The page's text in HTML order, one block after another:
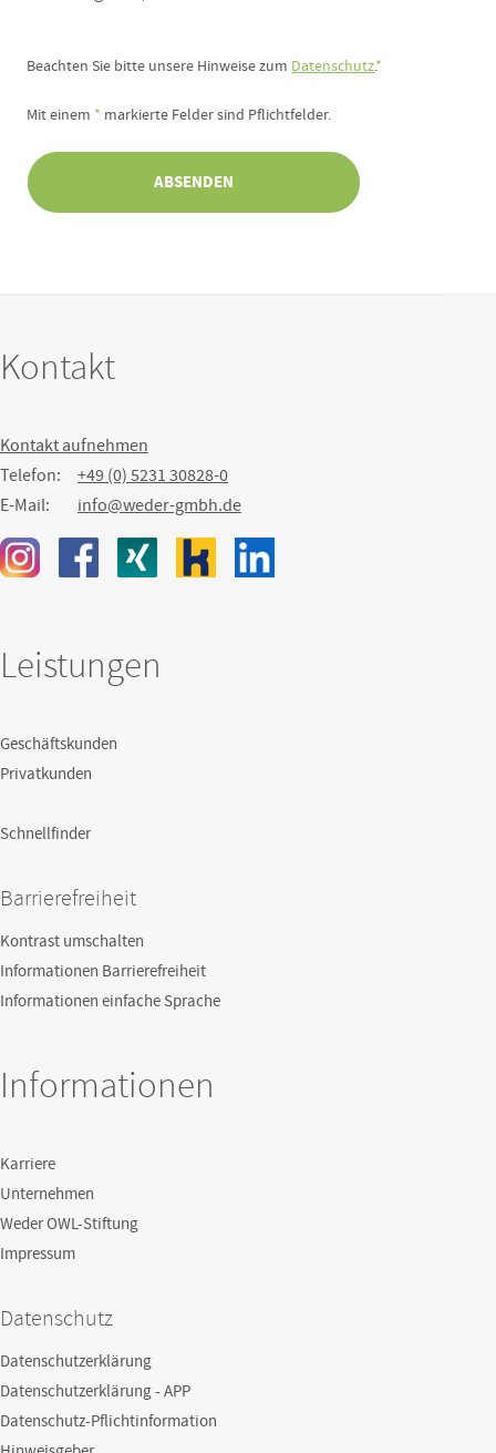
Beachten Sie bitte unsere Hinweise zum Datenschutz.*
Mit einem * markierte Felder sind Pflichtfelder.
ABSENDEN
Kontakt
Kontakt aufnehmen
Telefon:
+49 (0) 5231 30828-0
E-Mail:
info@weder-gmbh.de
Leistungen
Geschäftskunden
Privatkunden
Schnellfinder
Barrierefreiheit
Kontrast umschalten
Informationen Barrierefreiheit
Informationen einfache Sprache
Informationen
Karriere
Unternehmen
Weder OWL-Stiftung
Impressum
Datenschutz
Datenschutzerklärung
Datenschutzerklärung - APP
Datenschutz-Pflichtinformation